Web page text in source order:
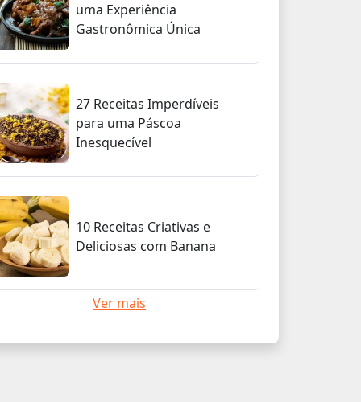
uma Experiência
Gastronômica Única
27 Receitas Imperdíveis
para uma Páscoa
Inesquecível
10 Receitas Criativas e
Deliciosas com Banana
Ver mais